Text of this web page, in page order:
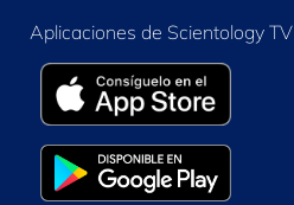
Aplicaciones de Scientology TV